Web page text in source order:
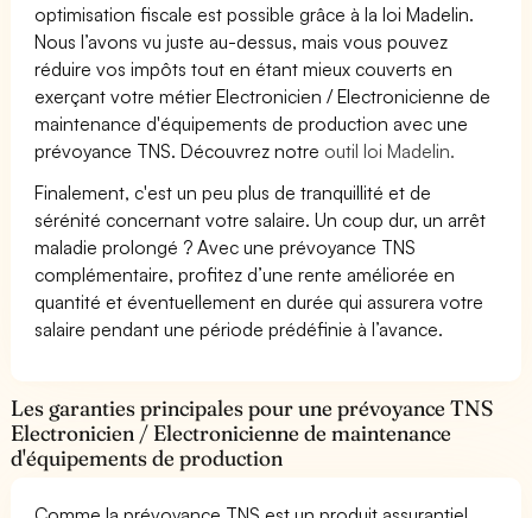
optimisation fiscale est possible grâce à la loi Madelin.
Nous l’avons vu juste au-dessus, mais vous pouvez
réduire vos impôts tout en étant mieux couverts en
exerçant votre métier Electronicien / Electronicienne de
maintenance d'équipements de production avec une
prévoyance TNS. Découvrez notre outil loi Madelin.
Finalement, c'est un peu plus de tranquillité et de
sérénité concernant votre salaire. Un coup dur, un arrêt
maladie prolongé ? Avec une prévoyance TNS
complémentaire, profitez d’une rente améliorée en
quantité et éventuellement en durée qui assurera votre
salaire pendant une période prédéfinie à l’avance.
Les garanties principales pour une prévoyance TNS
Electronicien / Electronicienne de maintenance
d'équipements de production